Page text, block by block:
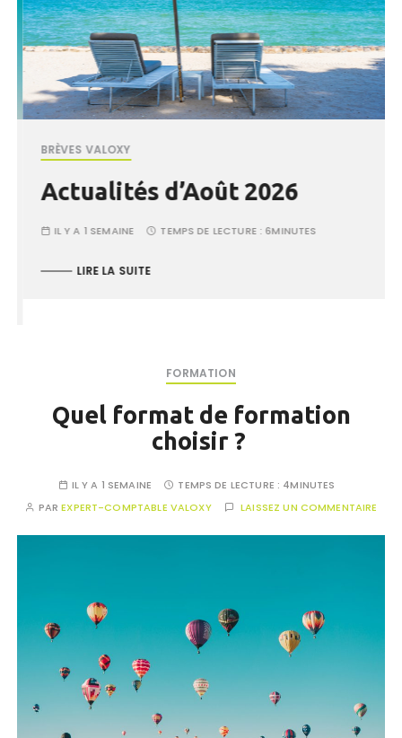
BRÈVES VALOXY
Actualités d’Août 2026
IL Y A 1 SEMAINE TEMPS DE LECTURE :6MINUTES
LIRE LA SUITE
FORMATION
Quel format de formation
choisir ?
IL Y A 1 SEMAINE TEMPS DE LECTURE : 4MINUTES
PAREXPERT-COMPTABLE VALOXY LAISSEZ UN COMMENTAIRE